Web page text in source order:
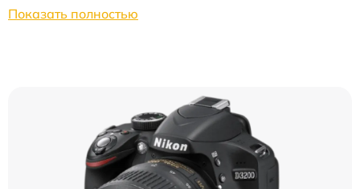
Показать полностью